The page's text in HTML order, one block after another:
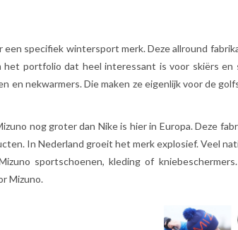
een specifiek wintersport merk. Deze allround
portfolio dat heel interessant is voor skiërs en
en nekwarmers. Die maken ze eigenlijk voor de
nog groter dan Nike is hier in Europa. Deze
In Nederland groeit het merk explosief. Veel
sportschoenen, kleding of
Mizuno.